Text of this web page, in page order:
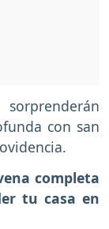
con san
completa
tu casa en